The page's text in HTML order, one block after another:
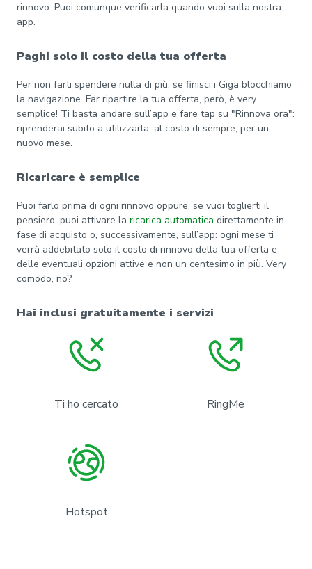
rinnovo. Puoi comunque verificarla quando vuoi sulla nostra
app.
Paghi solo il costo della tua offerta
Per non farti spendere nulla di più, se finisci i Giga blocchiamo
la navigazione. Far ripartire la tua offerta, però, è very
semplice! Ti basta andare sull’app e fare tap su "Rinnova ora":
riprenderai subito a utilizzarla, al costo di sempre, per un
nuovo mese.
Ricaricare è semplice
Puoi farlo prima di ogni rinnovo oppure, se vuoi toglierti il
pensiero, puoi attivare la ricarica automatica direttamente in
fase di acquisto o, successivamente, sull’app: ogni mese ti
verrà addebitato solo il costo di rinnovo della tua offerta e
delle eventuali opzioni attive e non un centesimo in più. Very
comodo, no?
Hai inclusi gratuitamente i servizi
Ti ho cercato RingMe
Hotspot